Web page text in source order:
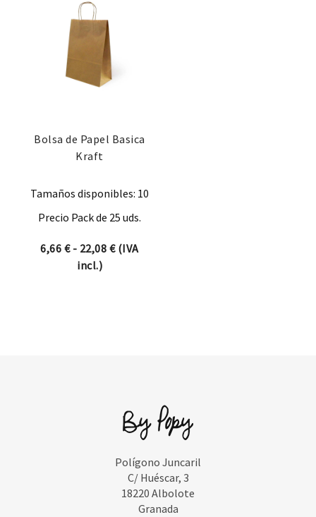
Bolsa de Papel Basica
Kraft
Tamaños disponibles: 10
Precio Pack de 25 uds.
6,66 € - 22,08 €Rango de precios: desde 6,66 € hasta
(IVA
incl.)
Polígono Juncaril
C/ Huéscar, 3
18220 Albolote
Granada